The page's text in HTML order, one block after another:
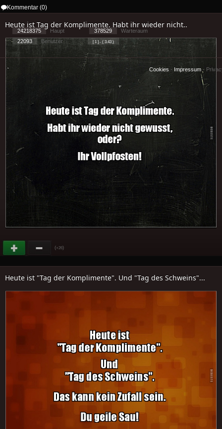
Kommentar (0)
Heute ist Tag der Komplimente. Habt ihr wieder nicht..
(+26)
Heute ist "Tag der Komplimente". Und "Tag des Schweins"...
24218375 Haupt 378529
Warteraum
22093
Benutzer [ 1 ] - ( 3.43 )
Cookies - Impressum -